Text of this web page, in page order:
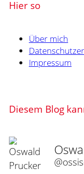
Hier so
Über mich
Impressum
Diesem Blog